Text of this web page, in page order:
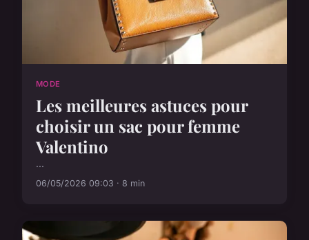
MODE
Les meilleures astuces pour
choisir un sac pour femme
Valentino
...
06/05/2026 09:03 · 8 min